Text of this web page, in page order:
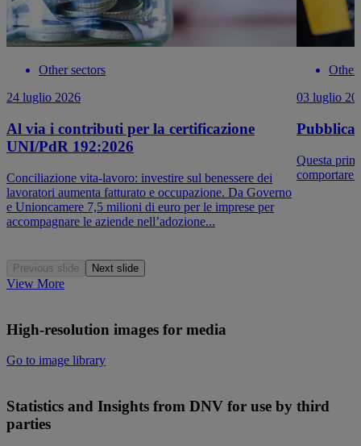
Other sectors
24 luglio 2026
Al via i contributi per la certificazione
UNI/PdR 192:2026
Conciliazione vita-lavoro: investire sul benessere dei
lavoratori aumenta fatturato e occupazione. Da Governo
e Unioncamere 7,5 milioni di euro per le imprese per
accompagnare le aziende nell’adozione...
Other
03 luglio
Questa
comportare
Previous slide Next slide
View More
High-resolution images for media
Go to image library
Statistics and Insights from DNV for use by third
parties